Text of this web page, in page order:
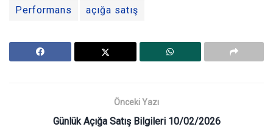
Performans açığa satış
Önceki Yazı
Günlük Açığa Satış Bilgileri 10/02/2026